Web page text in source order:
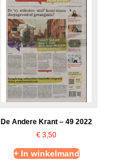
De Andere Krant – 49 2022
€ 3,50
+ In winkelmand